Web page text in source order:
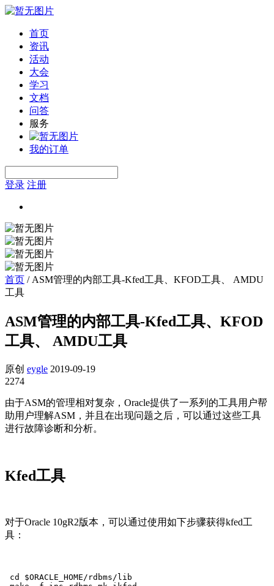
首页
资讯
活动
大会
学习
文档
问答
服务
我的订单
登录 注册
首页 / ASM管理的内部工具-Kfed工具、KFOD工具、 AMDU
工具
ASM管理的内部工具-Kfed工具、KFOD
工具、 AMDU工具
原创 eygle 2019-09-19
2274
由于ASM的管理相对复杂，Oracle提供了一系列的工具用户帮
助用户理解ASM，并且在出现问题之后，可以通过这些工具
进行故障诊断和分析。
Kfed工具
对于Oracle 10gR2版本，可以通过使用如下步骤获得kfed工
具：
cd $ORACLE_HOME/rdbms/lib